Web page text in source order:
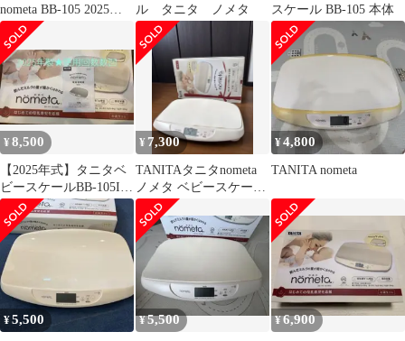
nometa BB-105 2025年
式
ル タニタ ノメタ
スケール BB-105 本体
¥8,500
【2025年式】タニタベ
ビースケールBB-105IV
nometa授乳量機能付き
¥ 7,300
TANITAタニタnometa
ノメタ ベビースケー
ル BB105
¥4,800
TANITA nometa
¥5,500 ¥5,500 ¥6,900